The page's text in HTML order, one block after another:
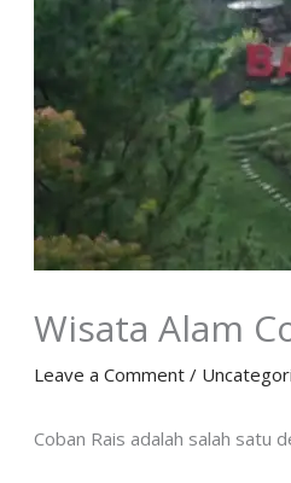
Wisata Alam
Leave a Comment /
Coban Rais adalah salah satu